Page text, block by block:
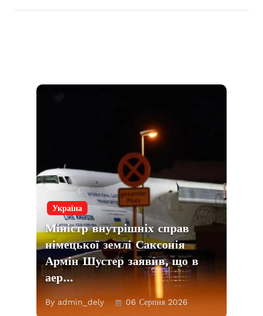
Україна
Міністр внутрішніх справ
німецької землі Саксонія
Армін Шустер заявив, що в
аер…
By admin_dely 06 Серпня 2026